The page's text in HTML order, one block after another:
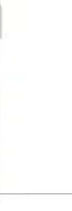
ve görüş açısı
kayıplarına
kazandırır,
deneyimi sunar.
daha